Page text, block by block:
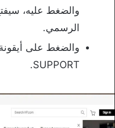
والضغط عليه،
الرسمي.
والضغط على
SUPPORT.